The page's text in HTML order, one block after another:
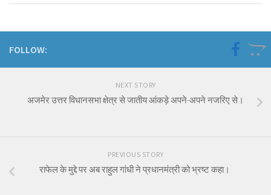
FOLLOW:
NEXT STORY
अजमेर उत्तर विधानसभा क्षेत्र से जातीय आंकड़े अपने-अपने नजरिए से।
PREVIOUS STORY
राफेल के मुद्दे पर अब राहुल गांधी ने प्रधानमंत्री को भ्रष्ट कहा।